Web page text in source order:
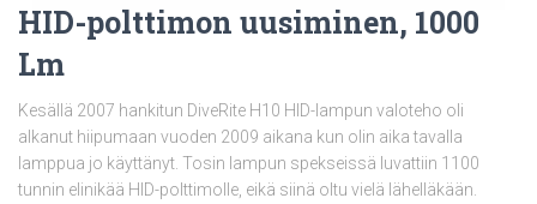
HID-polttimon uusiminen, 1000
Lm
Kesällä 2007 hankitun DiveRite H10 HID-lampun valoteho oli
alkanut hiipumaan vuoden 2009 aikana kun olin aika tavalla
lamppua jo käyttänyt. Tosin lampun spekseissä luvattiin 1100
tunnin elinikää HID-polttimolle, eikä siinä oltu vielä lähelläkään.